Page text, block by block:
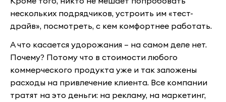
нескольких подрядчиков, устроить им «тест-
драйв», посмотреть, с кем комфортнее работать.
А что касается удорожания – на самом деле нет.
Почему? Потому что в стоимости любого
коммерческого продукта уже и так заложены
расходы на привлечение клиента. Все компании
тратят на это деньги: на рекламу, на маркетинг,